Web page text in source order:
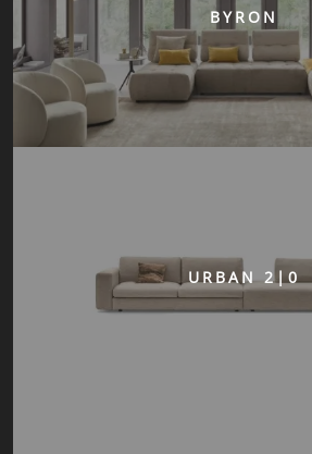
BYRON
URBAN 2|0